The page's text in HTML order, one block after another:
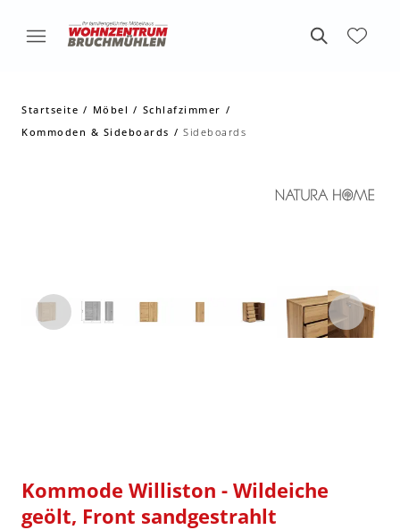
Startseite Möbel
Schlafzimmer
Kommoden & Sideboards
Sideboards
Kommode Williston - Wildeiche
geölt, Front sandgestrahlt